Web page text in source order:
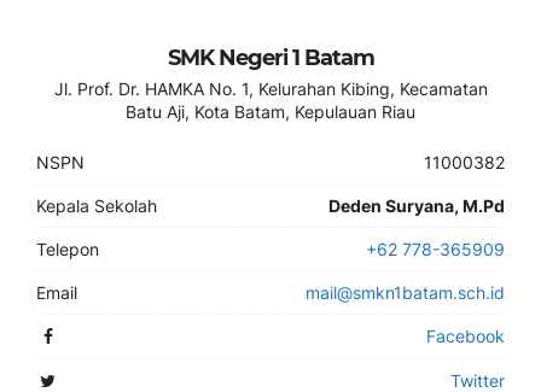
SMK Negeri 1 Batam
Jl. Prof. Dr. HAMKA No. 1, Kelurahan Kibing, Kecamatan
Batu Aji, Kota Batam, Kepulauan Riau
NSPN 11000382
Kepala Sekolah Deden Suryana, M.Pd
Telepon +62 778-365909
Email mail@smkn1batam.sch.id
Facebook
Twitter